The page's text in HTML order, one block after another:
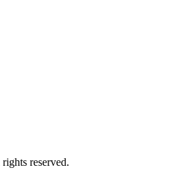
reserved.